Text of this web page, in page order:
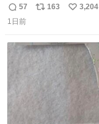
未開封品 かなり前
で-が出るのだと思
本初のモデルでは
返
信
57
リ
ト
数
163
い
3,204
1日前